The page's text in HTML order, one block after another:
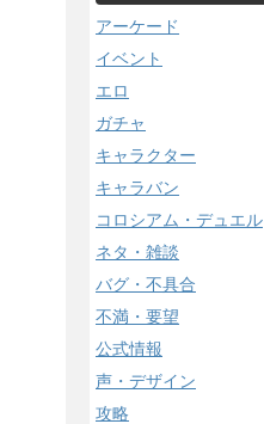
アーケード
イベント
エロ
ガチャ
キャラクター
キャラバン
コロシアム・デュエル
ネタ・雑談
バグ・不具合
不満・要望
公式情報
声・デザイン
攻略